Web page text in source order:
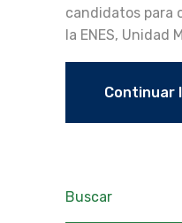
candidatos para
la ENES, Unidad
Continuar